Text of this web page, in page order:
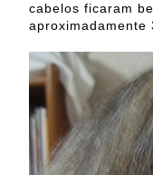
cabelos ficaram
aproximadamente